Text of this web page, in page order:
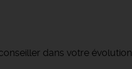
dans votre évolution